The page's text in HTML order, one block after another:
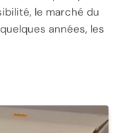
le marché du
années, les